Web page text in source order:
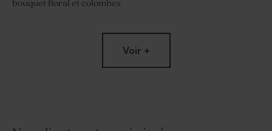
bouquet floral et colombes
Voir +